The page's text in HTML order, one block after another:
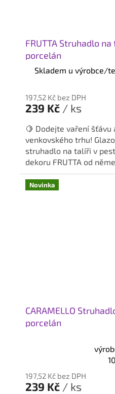
FRUTTA Struhadlo
porcelán
Skladem u výrobce/
197,52 Kč bez DPH
239 Kč / ks
🍋 Dodejte vaření šťávu
venkovského trhu!
struhadlo na talíři v
dekoru FRUTTA od
Solingen přináší do...
Novinka
CARAMELLO
porcelán
produktu
je
197,52 Kč bez DPH
239 Kč / ks